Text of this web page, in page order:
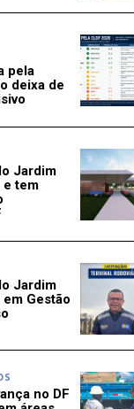
pela
deixa de
Jardim
e tem
Jardim
Gestão
no DF